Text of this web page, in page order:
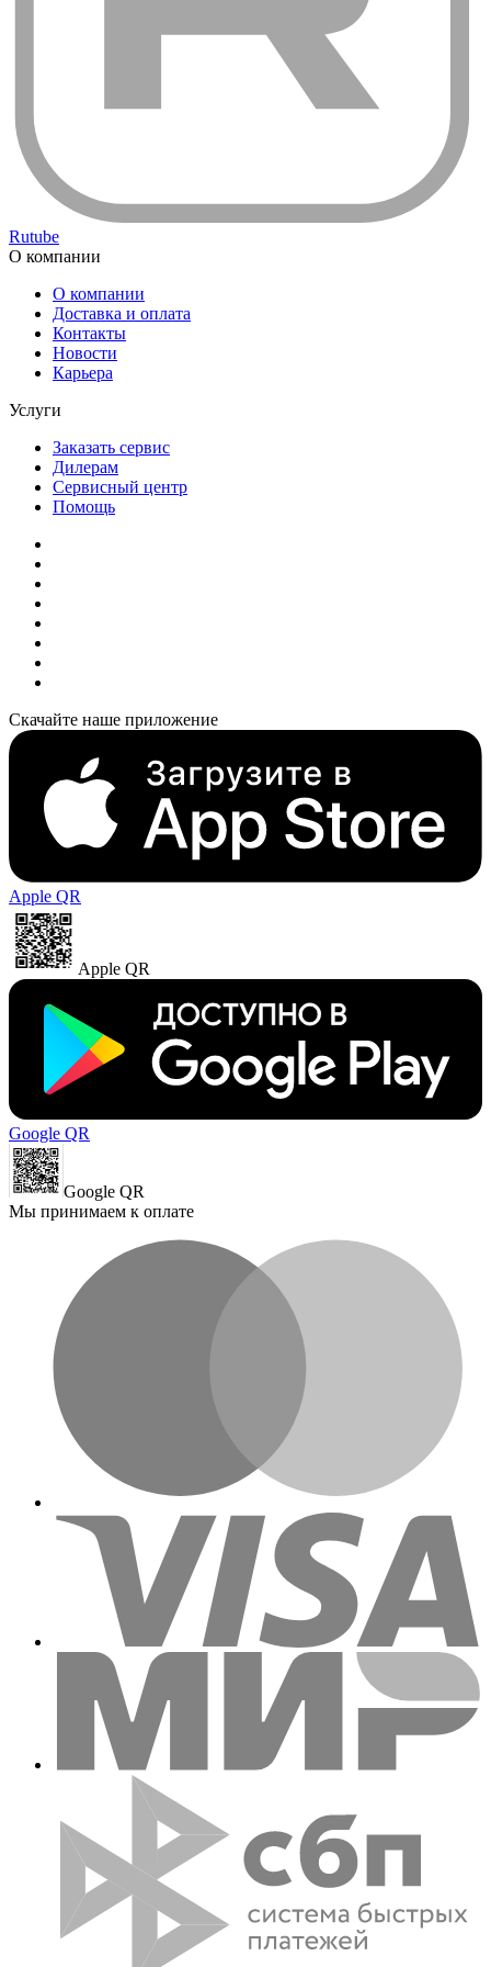
Rutube
О компании
О компании
Доставка и оплата
Контакты
Новости
Карьера
Услуги
Заказать сервис
Дилерам
Сервисный центр
Помощь
Скачайте наше приложение
Apple QR
Apple QR
Google QR
Google QR
Мы принимаем к оплате